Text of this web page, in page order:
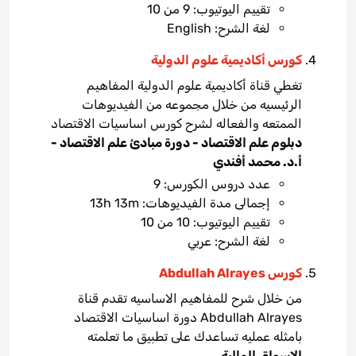
تقييم اليوتيوب: 9 من 10
لغة الشرح: English
كورس أكاديمية علوم الدولية
تغطي قناة أكاديمية علوم الدولية المفاهيم
الرئيسيه من خلال مجموعه من الفيديوهات
الممتعه والفعاله لشرح كورس اساسيات الاقتصاد
دبلوم علم الاقتصاد - دورة مبادئ علم الاقتصاد -
أ.د. محمد أفندي
عدد دروس الكورس: 9
إجمالى مدة الفيديوهات: 13h 13m
تقييم اليوتيوب: 10 من 10
لغة الشرح: عربي
كورس Abdullah Alrayes
من خلال شرح للمفاهيم الاساسيه تقدم قناة
Abdullah Alrayes دورة اساسيات الاقتصاد
بامثله عمليه تساعدك على تطبيق ما تعلمته